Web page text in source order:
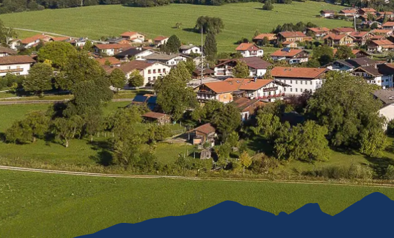
Gleitschirmfliegen &
Luftsport
Interaktive Vollbildkarte
Barrierefreiheit im
Chiemgau
Chiemgau G'schichten